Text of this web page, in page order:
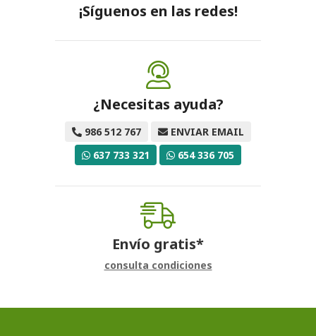
¡Síguenos en las redes!
¿Necesitas ayuda?
986 512 767
ENVIAR EMAIL
637 733 321
654 336 705
Envío gratis*
consulta condiciones